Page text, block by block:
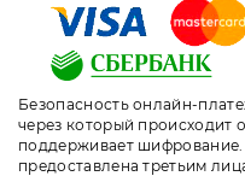
Безопасность онлайн-
через который происходит
поддерживает
предоставлена третьим